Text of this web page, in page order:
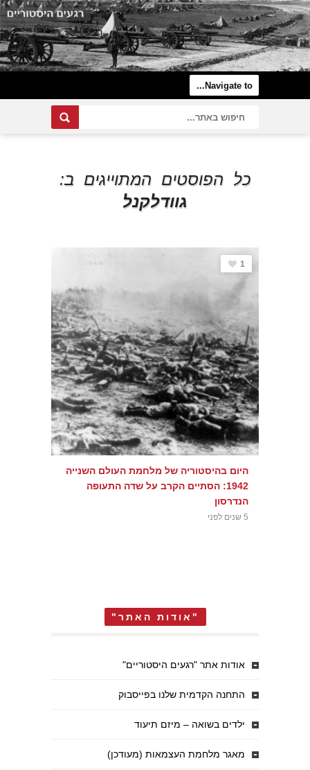
כל הפוסטים המתוייגים ב:
גוודלקנל
1
היום בהיסטוריה של מלחמת העולם השנייה
1942: הסתיים הקרב על שדה התעופה
הנדרסון
5 שנים לפני
"אודות האתר"
אודות אתר "רגעים היסטוריים"
התחנה הקדמית שלנו בפייסבוק
ילדים בשואה – מיזם תיעוד
מאגר מלחמת העצמאות (מעודכן)